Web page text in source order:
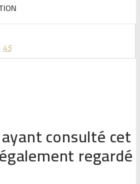
45
consulté cet
regardé